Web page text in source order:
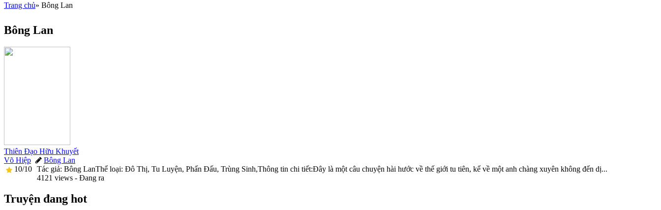
Trang chủ» Bông Lan
Bông Lan
Thiên Đạo Hữu Khuyết
Võ Hiệp  Bông Lan
 10/10 Tác giả: Bông LanThể loại: Đô Thị, Tu Luyện, Phấn Đấu, Trùng Sinh,Thông tin chi tiết:Đây là một câu chuyện hài hước về thế giới tu tiên, kể về một anh chàng xuyên không đến dị...
4121 views - Đang ra
Truyện đang hot